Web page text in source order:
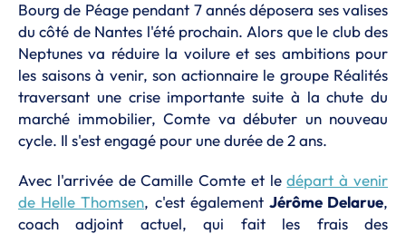
Bourg de Péage pendant 7 annés déposera ses valises
du côté de Nantes l'été prochain. Alors que le club des
Neptunes va réduire la voilure et ses ambitions pour
les saisons à venir, son actionnaire le groupe Réalités
traversant une crise importante suite à la chute du
marché immobilier, Comte va débuter un nouveau
cycle. Il s'est engagé pour une durée de 2 ans.
Avec l'arrivée de Camille Comte et ledépart à venir
de Helle Thomsen, c'est également Jérôme Delarue,
coach adjoint actuel, qui fait les frais des